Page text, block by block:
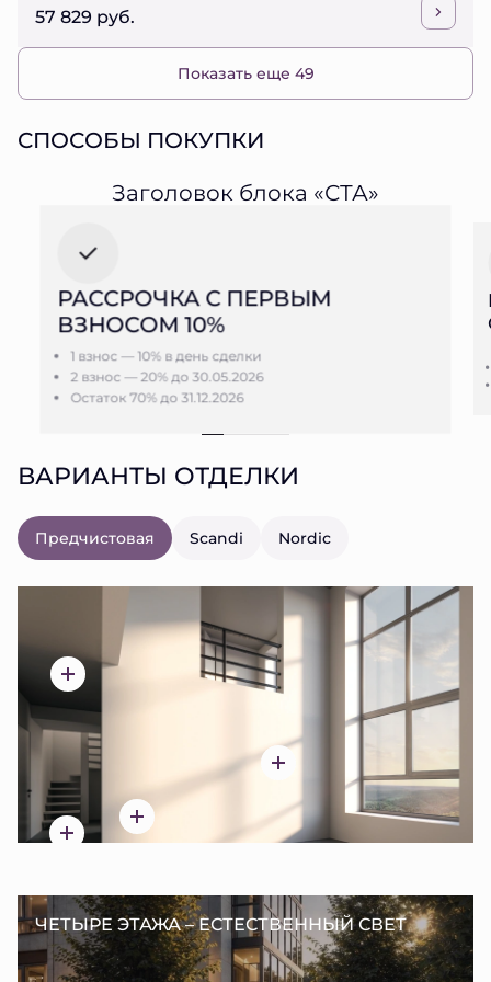
57 829 руб.
Показать еще 49
СПОСОБЫ ПОКУПКИ
Заголовок блока «СТА»
РАССРОЧКА С ПЕРВЫМ
ВЗНОСОМ 10%
1 взнос — 10% в день сделки
2 взнос — 20% до 30.05.2026
Остаток 70% до 31.12.2026
ВАРИАНТЫ ОТДЕЛКИ
Предчистовая Scandi Nordic
ЧЕТЫРЕ ЭТАЖА – ЕСТЕСТВЕННЫЙ СВЕТ